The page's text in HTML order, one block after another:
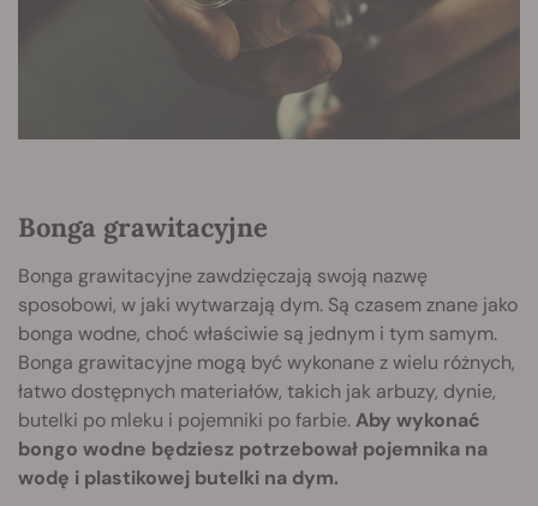
Bonga grawitacyjne
Bonga grawitacyjne zawdzięczają swoją nazwę
sposobowi, w jaki wytwarzają dym. Są czasem znane jako
bonga wodne, choć właściwie są jednym i tym samym.
Bonga grawitacyjne mogą być wykonane z wielu różnych,
łatwo dostępnych materiałów, takich jak arbuzy, dynie,
butelki po mleku i pojemniki po farbie.Aby wykonać
bongo wodne będziesz potrzebował pojemnika na
wodę i plastikowej butelki na dym.